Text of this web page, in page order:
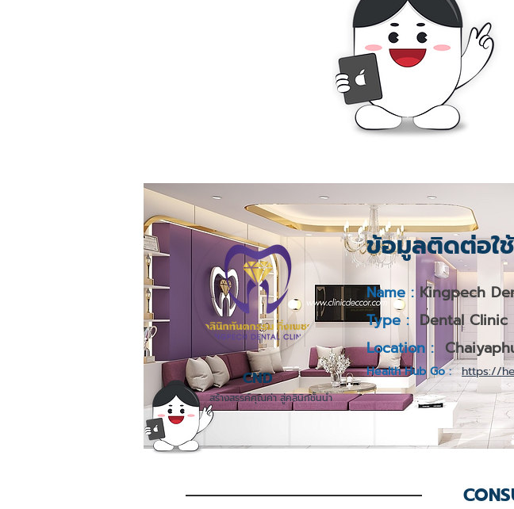
CND
ข้อมูลติดต่อใ
Name : Kingpech
Type : Dental Clinic
Location :
Health Hub Go : https://
สร้างสรรค์คุณค่า สู่คลินิกชั้นนำ